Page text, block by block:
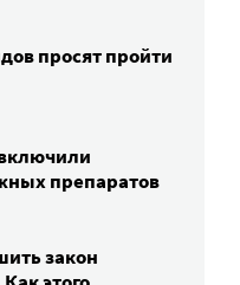
просят пройти
препаратов
закон